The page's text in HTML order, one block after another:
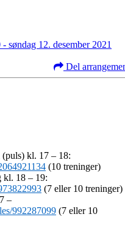
søndag 12. desember 2021
Del
(puls) kl. 17 – 18:
(10 treninger)
kl. 18 – 19:
(7 eller 10 treninger)
–
992287099 (7 eller 10